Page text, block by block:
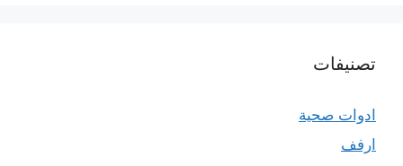
تصنيفات
ادوات صحية
ارفف